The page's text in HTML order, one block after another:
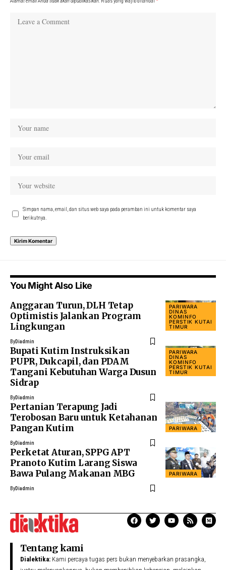
Simpan nama, email, dan situs web saya pada peramban ini untuk komentar saya
berikutnya.
You Might Also Like
PARIWARA
DINAS
KOMINFO
PERSTIK KUTAI
TIMUR
Anggaran Turun, DLH Tetap
Optimistis Jalankan Program
Lingkungan
ByDiadmin
PARIWARA
DINAS
KOMINFO
PERSTIK KUTAI
TIMUR
Bupati Kutim Instruksikan
PUPR, Dukcapil, dan PDAM
Tangani Kebutuhan Warga Dusun
Sidrap
ByDiadmin
PARIWARA
Pertanian Terapung Jadi
Terobosan Baru untuk Ketahanan
Pangan Kutim
ByDiadmin
PARIWARA
Perketat Aturan, SPPG APT
Pranoto Kutim Larang Siswa
Bawa Pulang Makanan MBG
ByDiadmin
Tentang kami
Dialektika: Kami percaya tugas pers bukan menyebarkan prasangka,